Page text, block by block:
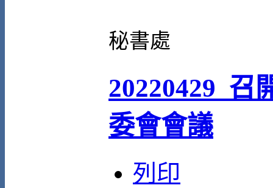
秘書處
20220429_召
委會會議
列印